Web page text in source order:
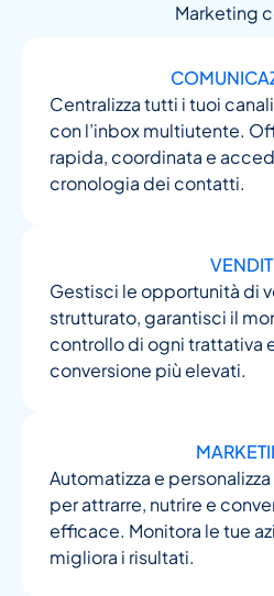
Marketing
Centralizza tutti i tuoi
con l’inbox multiutente.
rapida, coordinata e
cronologia dei contatti.
Gestisci le opportunità di
strutturato, garantisci il
controllo di ogni trattativa
conversione più elevati.
Automatizza e
per attrarre, nutrire e
efficace. Monitora le tue
migliora i risultati.